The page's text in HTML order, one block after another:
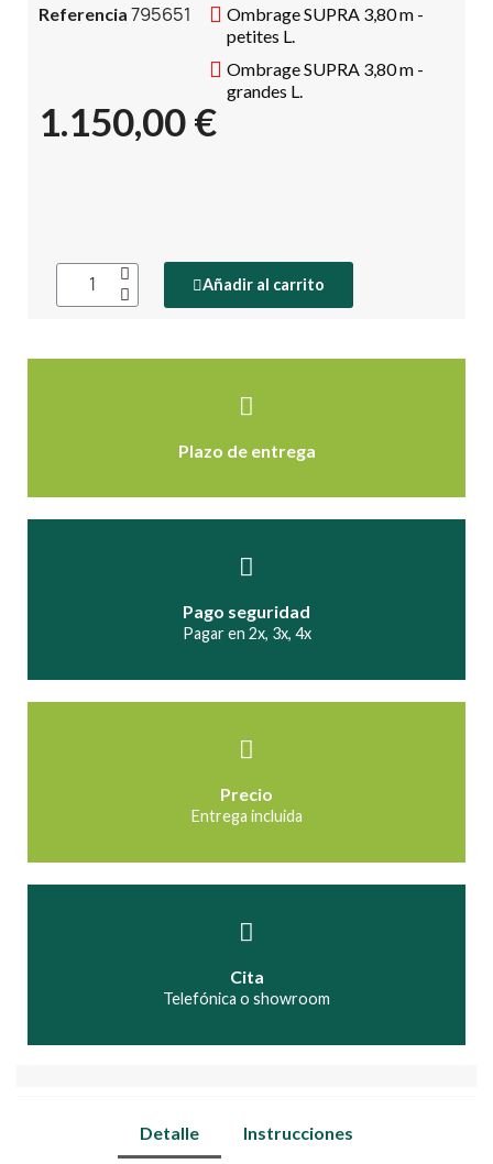
Referencia 795651
Ombrage SUPRA 3,80 m -
petites L.
Ombrage SUPRA 3,80 m -
grandes L.
1.150,00 €
Añadir al carrito
Plazo de entrega
Pago seguridad
Pagar en 2x, 3x, 4x
Precio
Entrega incluida
Cita
Telefónica o showroom
Detalle Instrucciones